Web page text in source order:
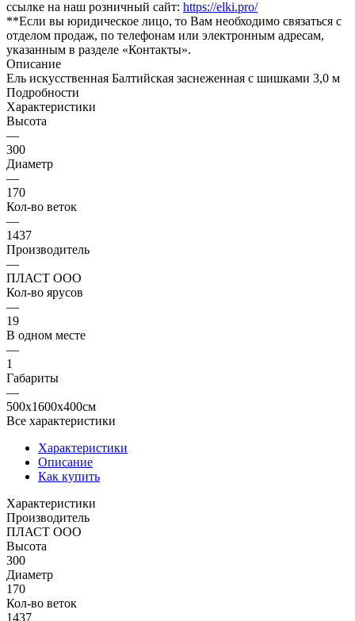
ссылке на наш розничный сайт: https://elki.pro/
**Если вы юридическое лицо, то Вам необходимо связаться с
отделом продаж, по телефонам или электронным адресам,
указанным в разделе «Контакты».
Описание
Ель искусственная Балтийская заснеженная с шишками 3,0 м
Подробности
Характеристики
Высота
—
300
Диаметр
—
170
Кол-во веток
—
1437
Производитель
—
ПЛАСТ ООО
Кол-во ярусов
—
19
В одном месте
—
1
Габариты
—
500x1600x400см
Все характеристики
Характеристики
Описание
Как купить
Характеристики
Производитель
ПЛАСТ ООО
Высота
300
Диаметр
170
Кол-во веток
1437